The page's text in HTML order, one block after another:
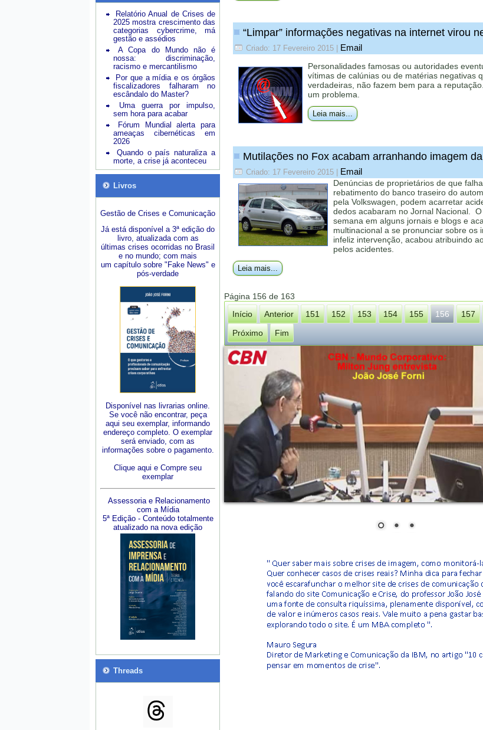
Relatório Anual de Crises de
2025 mostra crescimento das
categorias cybercrime, má
gestão e assédios
A Copa do Mundo não é
nossa: discriminação,
racismo e mercantilismo
Por que a mídia e os órgãos
fiscalizadores falharam no
escândalo do Master?
Uma guerra por impulso,
sem hora para acabar
Fórum Mundial alerta para
ameaças cibernéticas em
2026
Quando o país naturaliza a
morte, a crise já aconteceu
Livros
Gestão de Crises e Comunicação
Já está disponível a 3ª edição do
livro, atualizada com as
últimas crises ocorridas no Brasil
e no mundo; com mais
um capítulo sobre "Fake News" e
pós-verdade
Disponível nas livrarias online.
Se você não encontrar, peça
aqui seu exemplar, informando
endereço completo. O exemplar
será enviado, com as
informações sobre o pagamento.
Clique aqui e Compre seu
exemplar
Assessoria e Relacionamento
com a Mídia
5ª Edição - Conteúdo totalmente
atualizado na nova edição
Threads
“Limpar” informações negativas na internet virou
Criado: 17 Fevereiro 2015 Email
Personalidades famosas ou autoridades
vítimas de calúnias ou de matérias negativas
verdadeiras, não fazem bem para a
um problema.
Leia mais...
Mutilações no Fox acabam arranhando imagem
Criado: 17 Fevereiro 2015 Email
Denúncias de proprietários de que
rebatimento do banco traseiro do
pela Volkswagen, podem acarretar
dedos acabaram no Jornal Nacional.
semana em alguns jornais e blogs e
multinacional a se pronunciar sobre os
infeliz intervenção, acabou atribuindo
pelos acidentes.
Leia mais...
Página 156 de 163
Início
Anterior 151 152 153 154 155 156 157
Próximo
Fim